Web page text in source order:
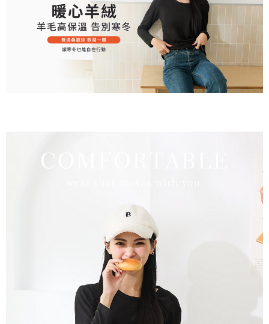
若款項超過繳費期限，將根據當次的金額加收年利率 16% 的逾期滯納金。
未成年的使用者，請事先徵得法定代理人或監護人之同意方可使用
AFTEE。
若您對於個人資料之處理、利用有任何疑問，或欲行使相關法律權利，請聯
繫恩沛科技股份有限公司。若您不同意我們將上開所示之個人資料，連同必
要之購買訂單資訊提供予 AFTEE ，或讓 AFTEE 蒐集處理利用您的個人資
7-11取貨(快速到店)
每笔NT$90
宅配/離島不配送
每笔NT$80，满NT$890(含以上)免运费